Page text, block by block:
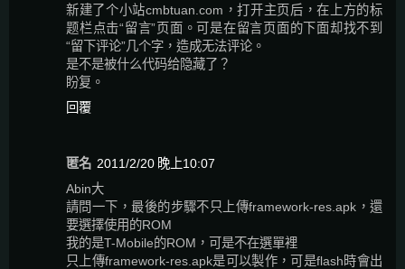
新建了个小站cmbtuan.com，打开主页后，在上方的标
题栏点击“留言”页面。可是在留言页面的下面却找不到
“留下评论”几个字，造成无法评论。
是不是被什么代码给隐藏了？
盼复。
回覆
匿名 2011/2/20 晚上10:07
Abin大
請問一下，最後的步驟不只上傳framework-res.apk，還
要選擇使用的ROM
我的是T-Mobile的ROM，可是不在選單裡
只上傳framework-res.apk是可以製作，可是flash時會出